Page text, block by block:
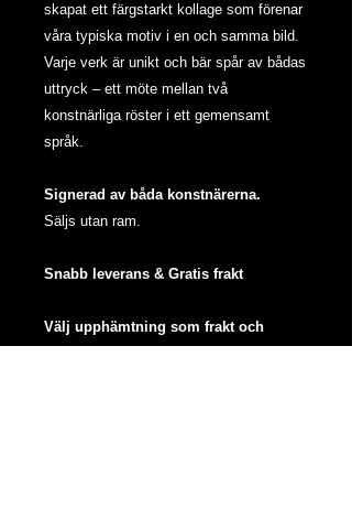
skapat ett färgstarkt kollage som förenar
våra typiska motiv i en och samma bild.
Varje verk är unikt och bär spår av bådas
uttryck – ett möte mellan två
konstnärliga röster i ett gemensamt
språk.
Signerad av båda konstnärerna.
Säljs utan ram.
Snabb leverans & Gratis frakt
Välj upphämtning som frakt och